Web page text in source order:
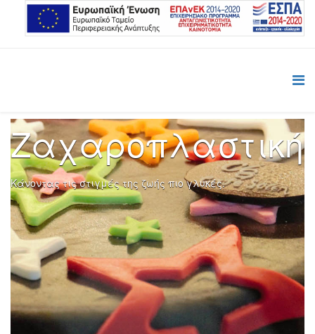
Ζαχαροπλαστική
Κάνοντας τις στιγμές της ζωής πιο γλυκές.